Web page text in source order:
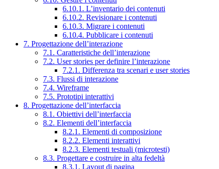
6.10.1. L’inventario dei contenuti
6.10.2. Revisionare i contenuti
6.10.3. Migrare i contenuti
6.10.4. Pubblicare i contenuti
7. Progettazione dell’interazione
7.1. Caratteristiche dell’interazione
7.2. User stories per definire l’interazione
7.2.1. Differenza tra scenari e user stories
7.3. Flussi di interazione
7.4. Wireframe
7.5. Prototipi interattivi
8. Progettazione dell’interfaccia
8.1. Obiettivi dell’interfaccia
8.2. Elementi dell’interfaccia
8.2.1. Elementi di composizione
8.2.2. Elementi interattivi
8.2.3. Elementi testuali (microtesti)
8.3. Progettare e costruire in alta fedeltà
8.3.1. Layout di pagina